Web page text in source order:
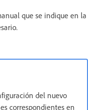
que se indique en la
del nuevo
correspondientes en